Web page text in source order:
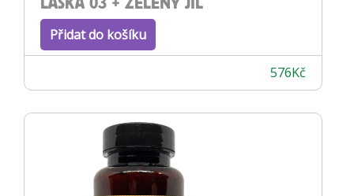
LÁSKA 03 + ZELENÝ JÍL
Přidat do košíku
576Kč